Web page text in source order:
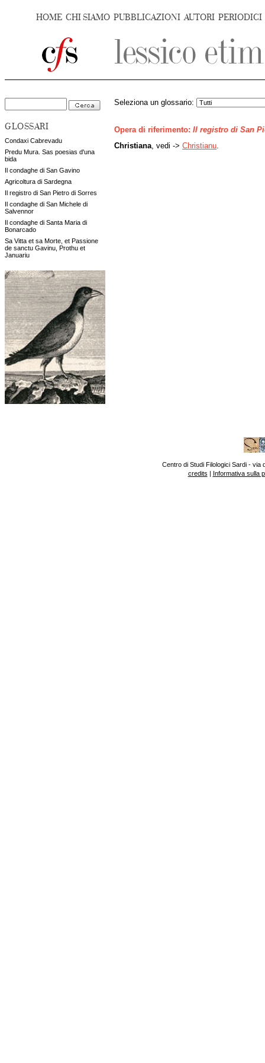
HOME CHI SIAMO PUBBLICAZIONI AUTORI PERIODICI
GLOSSARI
Condaxi Cabrevadu
Predu Mura. Sas poesias d'una
bida
Il condaghe di San Gavino
Agricoltura di Sardegna
Il registro di San Pietro di Sorres
Il condaghe di San Michele di
Salvennor
Il condaghe di Santa Maria di
Bonarcado
Sa Vitta et sa Morte, et Passione
de sanctu Gavinu, Prothu et
Januariu
Seleziona un glossario:
Opera di riferimento: Il registro di San
Christiana , vedi -> Christianu
Centro di Studi Filologici Sardi - via
credits | Informativa sulla